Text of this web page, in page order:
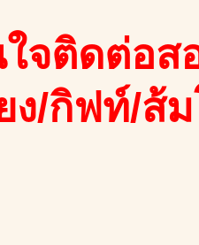
จติดต่อส
ง/กิฟท์/ส้